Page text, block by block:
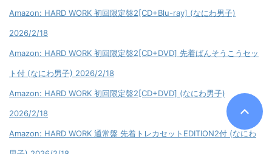
Amazon: HARD WORK 初回限定盤2[CD+Blu-ray] (なにわ男子)
2026/2/18
Amazon: HARD WORK 初回限定盤2[CD+DVD] 先着ばんそうこうセッ
ト付 (なにわ男子) 2026/2/18
Amazon: HARD WORK 初回限定盤2[CD+DVD] (なにわ男子)
2026/2/18
Amazon: HARD WORK 通常盤 先着トレカセットEDITION2付 (なにわ